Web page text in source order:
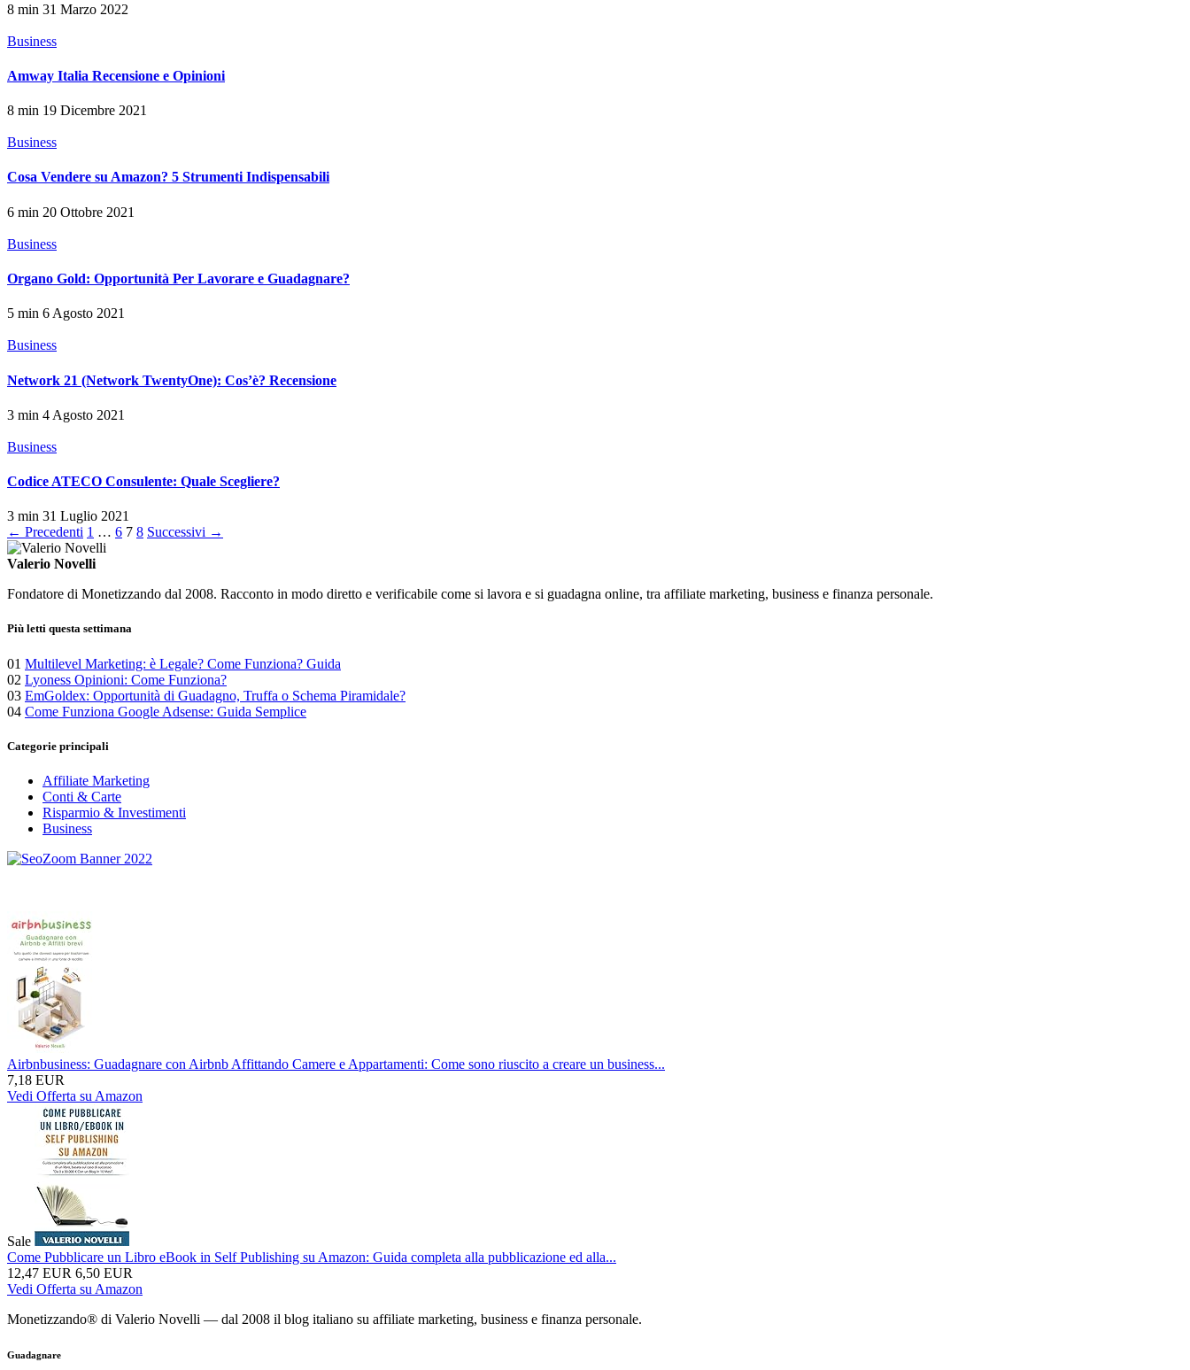
8 min 31 Marzo 2022
Business
Amway Italia Recensione e Opinioni
8 min 19 Dicembre 2021
Business
Cosa Vendere su Amazon? 5 Strumenti Indispensabili
6 min 20 Ottobre 2021
Business
Organo Gold: Opportunità Per Lavorare e Guadagnare?
5 min 6 Agosto 2021
Business
Network 21 (Network TwentyOne): Cos’è? Recensione
3 min 4 Agosto 2021
Business
Codice ATECO Consulente: Quale Scegliere?
3 min 31 Luglio 2021
Paginazione
degli
articoli
← Precedenti 1 … 6 7 8 Successivi →
Valerio Novelli
Fondatore di Monetizzando dal 2008. Racconto in modo diretto e verificabile come si lavora e si guadagna online, tra affiliate marketing, business e finanza personale.
Più letti questa settimana
01 Multilevel Marketing: è Legale? Come Funziona? Guida
02 Lyoness Opinioni: Come Funziona?
03 EmGoldex: Opportunità di Guadagno, Truffa o Schema Piramidale?
04 Come Funziona Google Adsense: Guida Semplice
Categorie principali
Affiliate Marketing
Conti & Carte
Risparmio & Investimenti
Business
Airbnbusiness: Guadagnare con Airbnb Affittando Camere e Appartamenti: Come sono riuscito a creare un business...
7,18 EUR
Vedi Offerta su Amazon
Sale
Come Pubblicare un Libro eBook in Self Publishing su Amazon: Guida completa alla pubblicazione ed alla...
12,47 EUR 6,50 EUR
Vedi Offerta su Amazon
Monetizzando® di Valerio Novelli — dal 2008 il blog italiano su affiliate marketing, business e finanza personale.
Guadagnare